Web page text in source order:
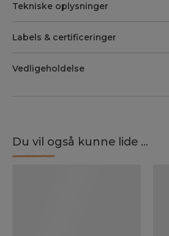
Tekniske oplysninger
Labels & certificeringer
Vedligeholdelse
Du vil også kunne lide ...